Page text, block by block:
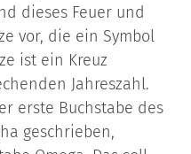
dieses Feuer und
vor, die ein Symbol
ist ein Kreuz
Jahreszahl.
erste Buchstabe des
geschrieben,